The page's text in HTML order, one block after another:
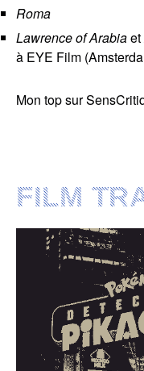
Roma
Lawrence of Arabiaet
à EYE Film
Mon top sur
FILM